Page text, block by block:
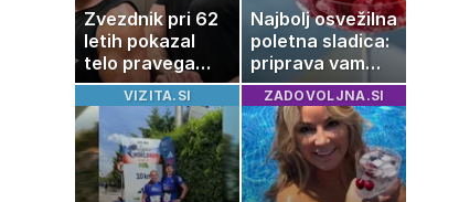
Zvezdnik pri 62
letih pokazal
telo pravega
gladiatorja
Najbolj osvežilna
poletna sladica:
priprava vam
vzame le 10
minut
VIZITA.SI ZADOVOLJNA.SI